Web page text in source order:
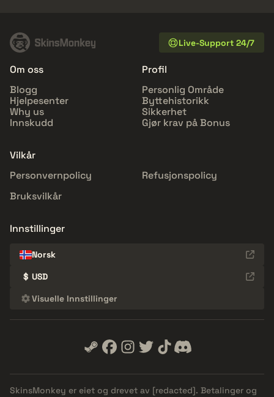
Live-Support 24/7
Om oss
Blogg
Hjelpesenter
Why us
Innskudd
Profil
Personlig Område
Byttehistorikk
Sikkerhet
Gjør krav på Bonus
Vilkår
Personvernpolicy
Refusjonspolicy
Bruksvilkår
Innstillinger
Norsk
$ USD
Visuelle Innstillinger
SkinsMonkey er eiet og drevet av [redacted]. Betalinger og